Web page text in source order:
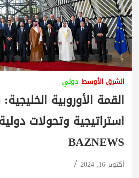
الشرق الأوسط دولي
القمة الأوروبية
استراتيجية وتحولات
BAZNEWS
أكتوبر 16, 2024